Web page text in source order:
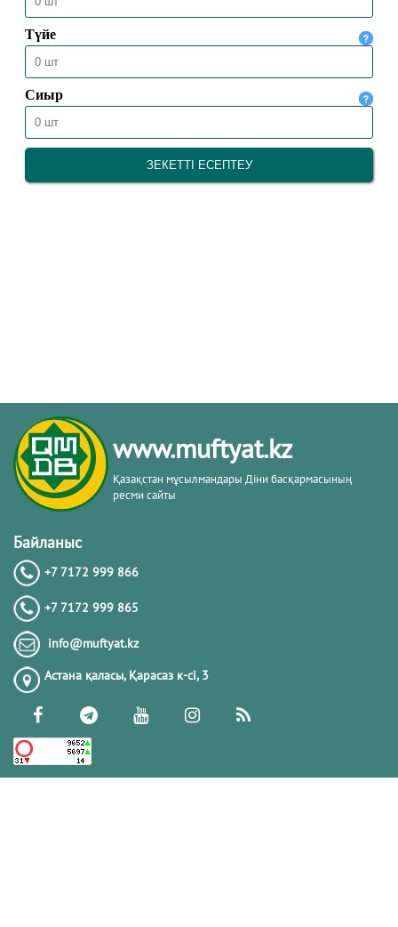
www.muftyat.kz
Қазақстан мұсылмандары Діни басқармасының
ресми сайты
Байланыс
+7 7172 999 866
+7 7172 999 865
info@muftyat.kz
Астана қаласы, Қарасаз к-сi, 3